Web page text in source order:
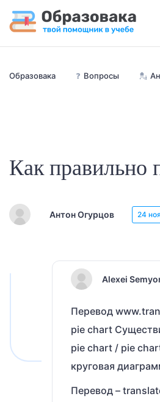
Образовака ❓ Вопросы 💂
Как правильно
Антон Огурцов 24
Alexei
Перевод
pie chart
pie chart / pie
круговая
Перевод –